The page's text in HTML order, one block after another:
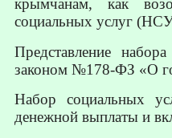
крымчанам, как
социальных услуг
Представление
законом №178-ФЗ «О
Набор социальных
денежной выплаты и